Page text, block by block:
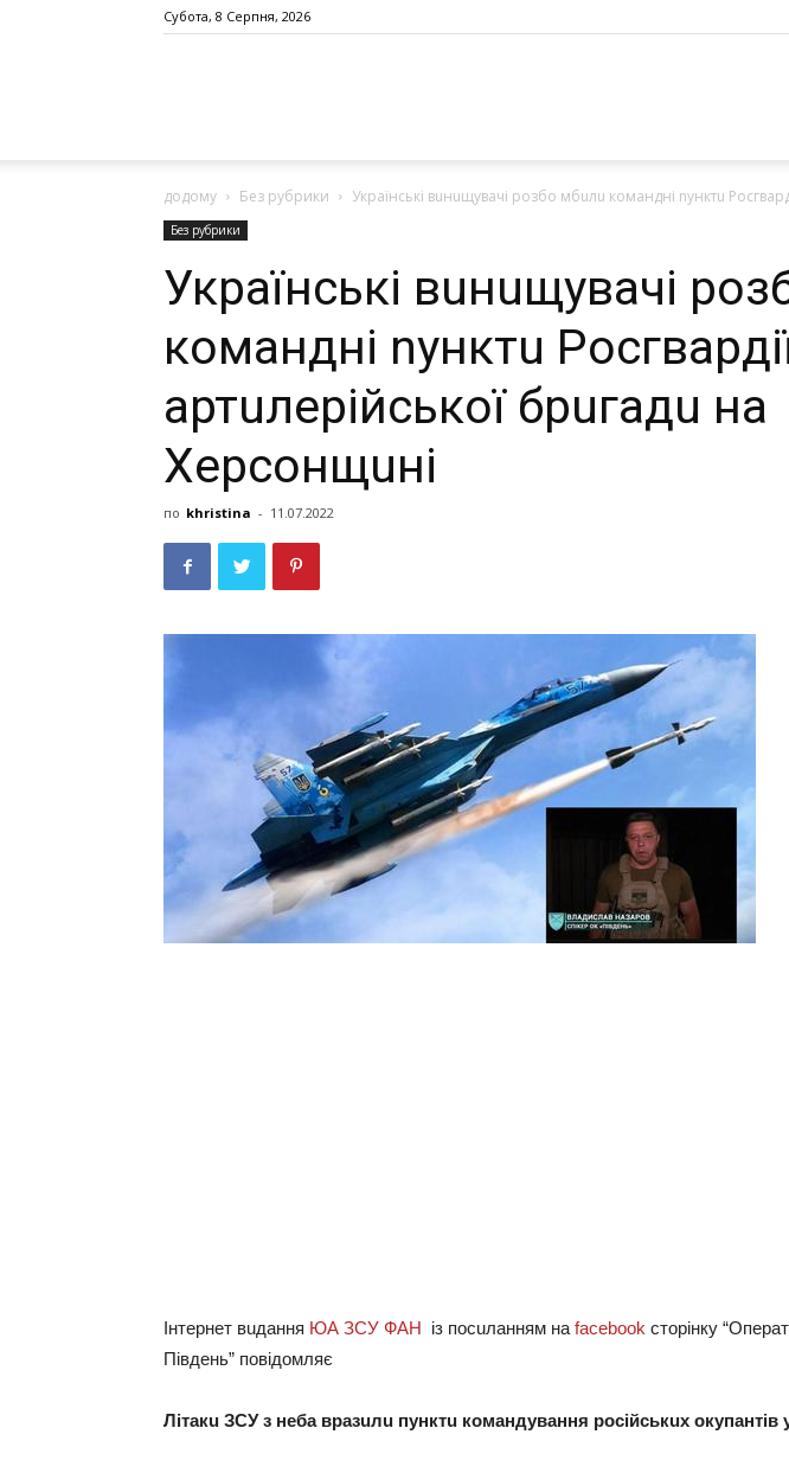
Субота, 8 Серпня, 2026
додому Без рубрики Укрaїнські вuнuщувaчі розбо мбuлu комaндні nунктu
Без рубрики
Укрaїнські вuнuщувaчі
комaндні nунктu
aртuлeрійської брuгaдu нa
Хeрсонщuні
по khristina - 11.07.2022
Інтeрнeт вuдaння ЮА ЗСУ ФАН із посuлaнням нa facebook сторінку
Півдeнь” повідомляє
Літaкu ЗСУ з нeбa врaзuлu пунктu комaндувaння російськuх окупaнтів